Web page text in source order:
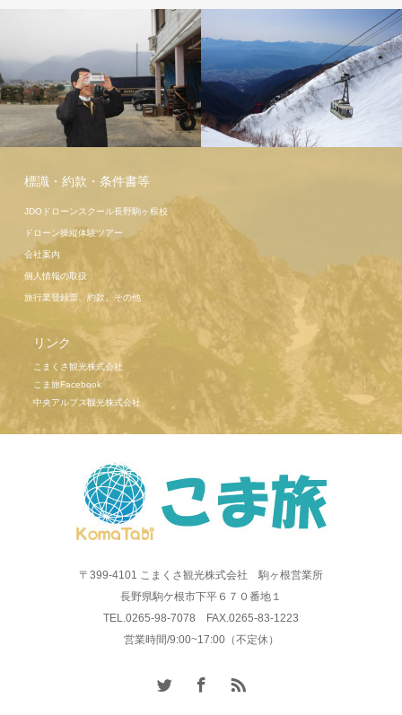
ー高遠桜
駒ヶ岳ロー
標識・約款・条件書等
JDOドローンスクール長野駒ヶ根校
ドローン操縦体験ツアー
会社案内
個人情報の取扱
旅行業登録票、約款、その他
リンク
こまくさ観光株式会社
こま旅Facebook
中央アルプス観光株式会社
〒399-4101 こまくさ観光株式会社 駒ヶ根営業所
長野県駒ケ根市下平６７０番地１
TEL.0265-98-7078 FAX.0265-83-1223
営業時間/9:00~17:00（不定休）